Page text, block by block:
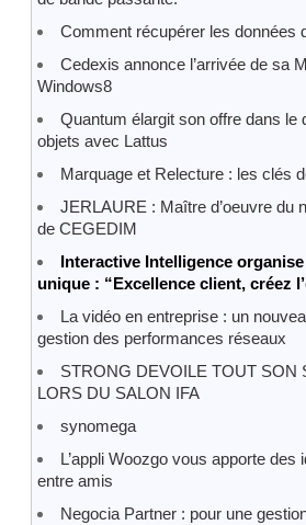
Comment récupérer les données
Cedexis annonce l’arrivée de sa
Windows8
Quantum élargit son offre dans le
objets avec Lattus
Marquage et Relecture : les clés
JERLAURE : Maître d’oeuvre du
de CEGEDIM
Interactive Intelligence
unique : “Excellence client, créez
La vidéo en entreprise : un
gestion des performances réseaux
STRONG DEVOILE TOUT SON
LORS DU SALON IFA
synomega
L’appli Woozgo vous apporte
entre amis
Negocia Partner : pour une